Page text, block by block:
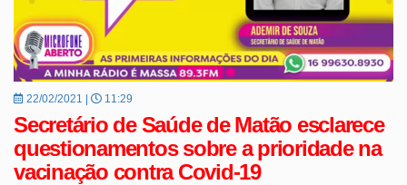
22/02/2021 | 11:29
Secretário de Saúde de Matão esclarece
questionamentos sobre a prioridade na
vacinação contra Covid-19